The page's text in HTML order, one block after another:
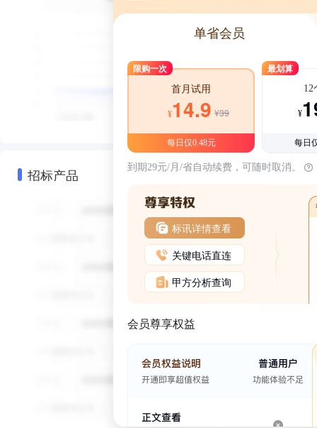
招标产品
单省会员
限购一次
首月试用
¥14.9 ¥39
每日仅0.48元
最划算
12
¥
每日
到期29元/月/省自动续费，可随时取消。
标讯详情查看
关键电话直连
甲方分析查询
会员尊享权益